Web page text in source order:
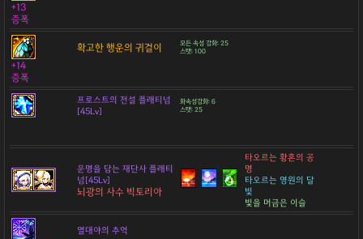
+13
증폭
확고한 행운의 귀걸이
모든 속성 강화: 25
스탯: 100
+14
증폭
프로스트의 전설 플래티넘
[45Lv]
화속성강화: 6
스탯: 25
운명을 담는 재단사 플래티
넘[45Lv]
뇌광의 사수 빅토리아
타오르는 황혼의 공
명
타오르는 영원의 달
빛
빛을 머금은 이슬
열대야의 추억